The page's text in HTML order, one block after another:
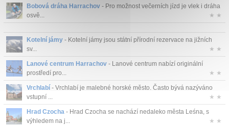
Bobová dráha Harrachov - Pro možnost večerních jízd je vlek i dráha
osvě...
★ ★
Kotelní jámy - Kotelní jámy jsou státní přírodní rezervace na jižních
sv...
★ ★
Lanové centrum Harrachov - Lanové centrum nabízí originální
prostředí pro...
★ ★
Vrchlabí - Vrchlabí je malebné horské město. Často bývá nazýváno
vstupní ...
★ ★
Hrad Czocha - Hrad Czocha se nachází nedaleko města Leśna, s
výhledem na j...
★ ★